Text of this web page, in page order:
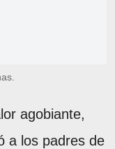
agobiante,
a los padres de